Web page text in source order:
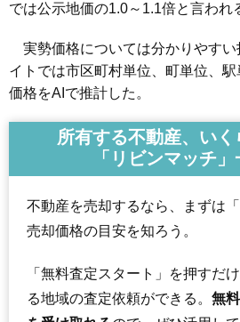
では公示地価の1.0～1.1倍と言われ
実勢価格については分かりやすい
イトでは市区町村単位、町単位、
価格をAIで推計した。
所有する不動産、いく
「リビンマッチ
不動産を売却するなら、まずは
売却価格の目安を知ろう。
「無料査定スタート」を押すだ
る地域の査定依頼ができる。 無